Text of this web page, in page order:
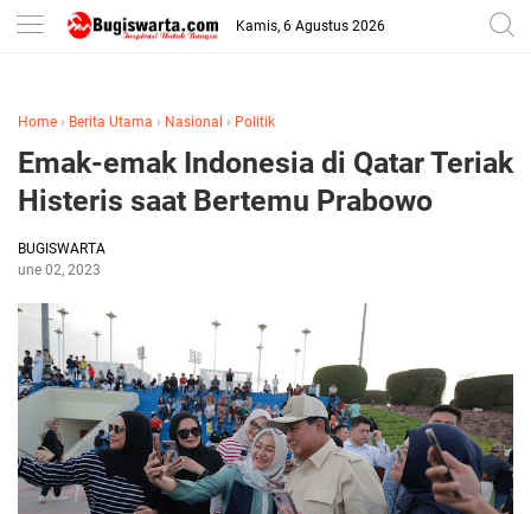
-->
Kamis, 6 Agustus 2026
Home › Berita Utama › Nasional › Politik
Emak-emak Indonesia di Qatar Teriak
Histeris saat Bertemu Prabowo
BUGISWARTA
June 02, 2023